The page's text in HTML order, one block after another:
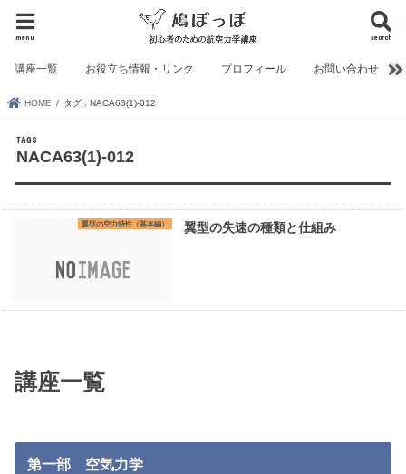
search
menu
講座一覧 お役立ち情報・リンク プロフィール お問い合わせ
HOME タグ : NACA63(1)-012
NACA63(1)-012
翼型の空力特性（基本編） 翼型の失速の種類と仕組み
講座一覧
第一部 空気力学